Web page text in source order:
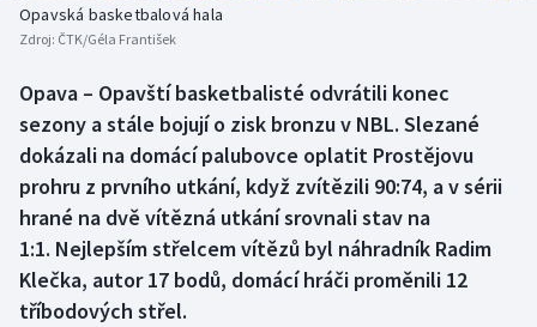
Basketbal
Boby a skeleton
Box
Curling
Cyklistika
Aplikace ČT sport
Opavská basketbalová hala
Zdroj: ČTK/Géla František
Opava – Opavští basketbalisté odvrátili konec
sezony a stále bojují o zisk bronzu v NBL. Slezané
dokázali na domácí palubovce oplatit Prostějovu
prohru z prvního utkání, když zvítězili 90:74, a v sérii
hrané na dvě vítězná utkání srovnali stav na
1:1. Nejlepším střelcem vítězů byl náhradník Radim
Klečka, autor 17 bodů, domácí hráči proměnili 12
tříbodových střel.